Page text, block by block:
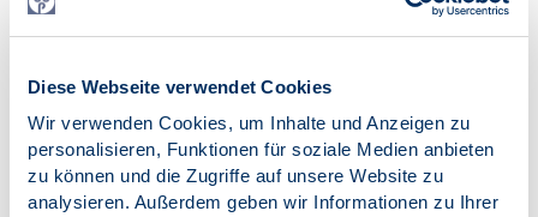
Diese Webseite verwendet Cookies
Wir verwenden Cookies, um Inhalte und Anzeigen zu
personalisieren, Funktionen für soziale Medien anbieten
zu können und die Zugriffe auf unsere Website zu
analysieren. Außerdem geben wir Informationen zu Ihrer
Zur Übersicht
Datum
Samstag, 06.06.2026
Uhrzeit